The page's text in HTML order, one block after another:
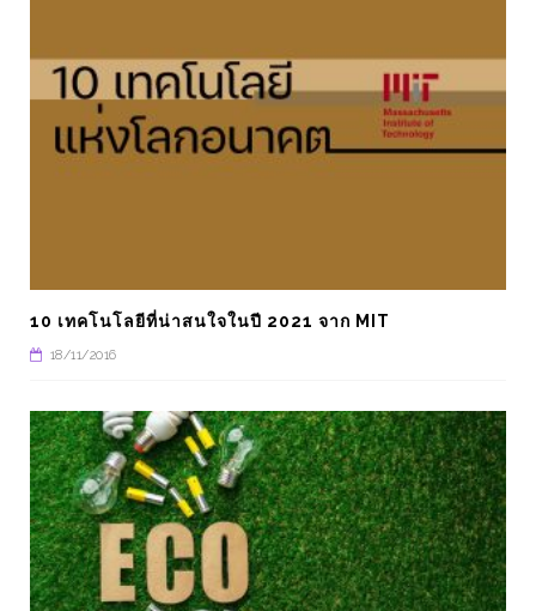
10 เทคโนโลยีที่น่าสนใจในปี 2021 จาก MIT
18/11/2016